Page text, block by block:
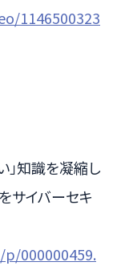
1146500323
」知識を凝縮し
サイバーセキ
000000459.